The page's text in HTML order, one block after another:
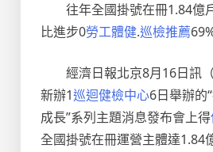
往年全國掛號在冊1.84億
比進步0勞工體健.巡檢推薦
經濟日報北京8月16日訊
新辦1巡迴健檢中心6日舉辦的
成長”系列主題消息發布會上得
全國掛號在冊運營主體達1.84